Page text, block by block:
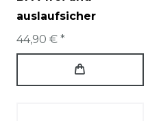
auslaufsicher
44,90 € *